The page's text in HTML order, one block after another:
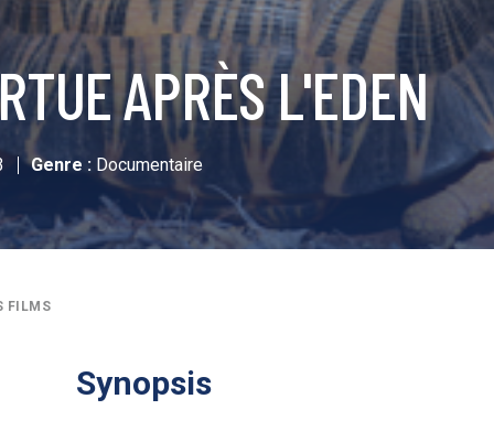
APRÈS L'EDEN
Genre : Documentaire
FILMS
Synopsis